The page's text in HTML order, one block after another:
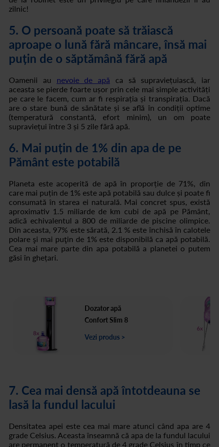
zilnic!
5. O persoană poate să trăiască
aproape o lună fără mâncare, însă mai
puțin de o săptămână fără apă
Oamenii au nevoie de apă ca să supraviețuiască, iar
aceasta se pierde foarte ușor prin cele mai simple activități
pe care le facem, cum ar fi respirația și transpirația. Dacă
are o stare bună de sănătate și se află în condiții optime
(temperatură constantă, efort minim), un om poate
supraviețui între 3 și 5 zile fără apă.
6. Mai puțin de 1% din apa de pe
Pământ este potabilă
Planeta este acoperită de apă în proporție de 71%, din
care mai puțin de 1% este apă potabilă sau dulce și poate fi
consumată în starea ei naturală. Mai concret spus, există
aproximativ 1.5 miliarde de km cubi de apă pe Pământ,
adică echivalentul a 800 de miliarde de piscine olimpice.
Din aceasta, 97% este sărată, 2.1 % este închisă în calotele
polare şi mai puţin de 1% este disponibilă ca apă potabilă.
Cea mai mare parte din apa potabilă a planetei o putem
găsi în ghețari.
Dozator apă
Confort Slim 8
Vezi produs >
7. Cea mai densă apă întotdeauna se
lasă la fundul lacului
Densitatea apei este cea mai mare atunci când apa are 4
grade Celsius. Aceasta înseamnă că apa de la fundul lacului
are permanent o temperatură de 4 grade Celsius în timp ce